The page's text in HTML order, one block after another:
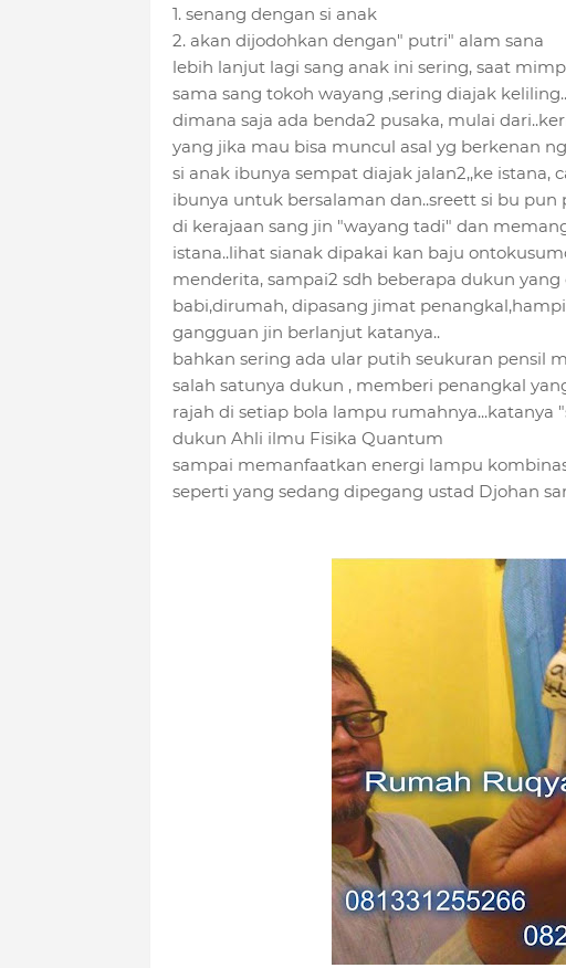
1. senang dengan si anak
2. akan dijodohkan dengan" putri" alam sana
lebih lanjut lagi sang anak ini sering, saat
sama sang tokoh wayang ,sering diajak
dimana saja ada benda2 pusaka, mulai
yang jika mau bisa muncul asal yg berkenan
si anak ibunya sempat diajak jalan2,,ke istana,
ibunya untuk bersalaman dan..sreett si bu
di kerajaan sang jin "wayang tadi" dan
istana..lihat sianak dipakai kan baju
menderita, sampai2 sdh beberapa dukun
babi,dirumah, dipasang jimat
gangguan jin berlanjut katanya..
bahkan sering ada ular putih seukuran pensil
salah satunya dukun , memberi penangkal
rajah di setiap bola lampu rumahnya...katanya
dukun Ahli ilmu Fisika Quantum
sampai memanfaatkan energi lampu
seperti yang sedang dipegang ustad Djohan